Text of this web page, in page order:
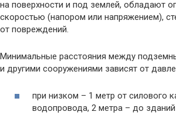
на поверхности и под землей, обладают
скоростью (напором или напряжением),
от повреждений.
Минимальные расстояния между
и другими сооружениями зависят от
при низком – 1 метр от силового
водопровода, 2 метра – до